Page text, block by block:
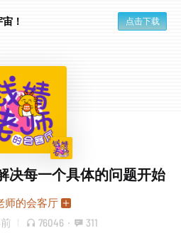
！ 点击下载
决每一个具体的问题开始
师的会客厅
76046 · 311